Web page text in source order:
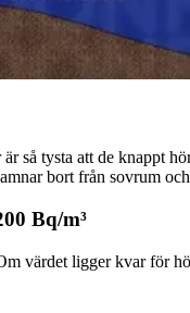
så tysta att de knappt
bort från sovrum
Bq/m³
värdet ligger kvar för